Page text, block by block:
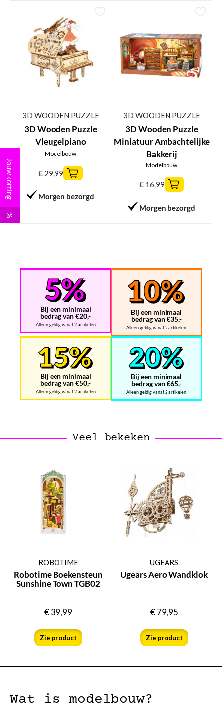
3D WOODEN PUZZLE
3D Wooden Puzzle
Vleugelpiano
Modelbouw
€ 29,99
Morgen bezorgd
3D WOODEN PUZZLE
3D Wooden Puzzle
Miniatuur Ambachtelijke
Bakkerij
Modelbouw
€ 16,99
Morgen bezorgd
Bij een minimaal
bedrag van €20,-
Alleen geldig vanaf 2 artikelen
Bij een minimaal
bedrag van €35,-
Alleen geldig vanaf 2 artikelen
Bij een minimaal
bedrag van €50,-
Alleen geldig vanaf 2 artikelen
Bij een minimaal
bedrag van €65,-
Alleen geldig vanaf 2 artikelen
Veel bekeken
ROBOTIME
Robotime Boekensteun
Sunshine Town TGB02
€39,99
Zie product
UGEARS
Ugears Aero Wandklok
€79,95
Zie product
Wat is modelbouw?
Jouw korting
%